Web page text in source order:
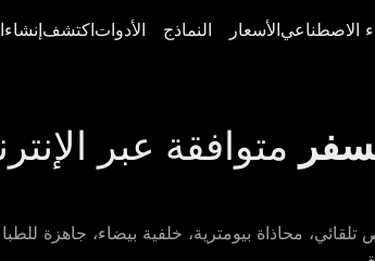
إنشاءاكتشفالأدوات النماذج الأسعارالاصطناعي إنشاءاكتشفالأدوات النماذج الأسعار
متوافقة عبر
محاذاة بيومترية، خلفية بيضاء، جاهزة